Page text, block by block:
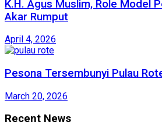
K.H. Agus Muslim, Role Model
Akar Rumput
April 4, 2026
Pesona Tersembunyi Pulau
March 20, 2026
Recent News